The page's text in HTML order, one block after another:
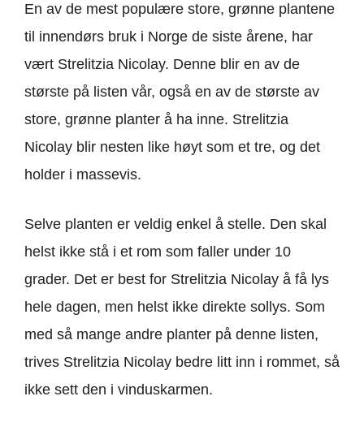
En av de mest populære store, grønne plantene
til innendørs bruk i Norge de siste årene, har
vært Strelitzia Nicolay. Denne blir en av de
største på listen vår, også en av de største av
store, grønne planter å ha inne. Strelitzia
Nicolay blir nesten like høyt som et tre, og det
holder i massevis.
Selve planten er veldig enkel å stelle. Den skal
helst ikke stå i et rom som faller under 10
grader. Det er best for Strelitzia Nicolay å få lys
hele dagen, men helst ikke direkte sollys. Som
med så mange andre planter på denne listen,
trives Strelitzia Nicolay bedre litt inn i rommet, så
ikke sett den i vinduskarmen.